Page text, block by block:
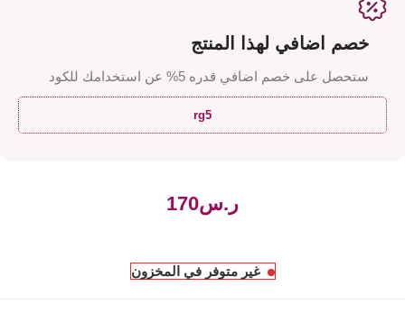
خصم اضافي لهذا المنتج
ستحصل على خصم اضافي قدره 5% عن استخدامك للكود
rg5
ر.س
غير متوفر في المخزون